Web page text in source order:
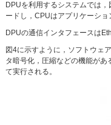
DPUを利用するシステムでは
ードし，CPUはアプリケーシ
DPUの通信インタフェースは
図4に示すように，ソフトウェ
タ暗号化，圧縮などの機能が
て実行される。